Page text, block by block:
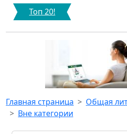
Топ 20!
Главная страница
Общая
Вне категории